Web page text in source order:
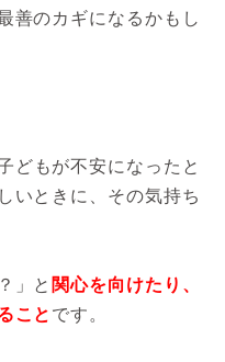
善のカギになるかもし
どもが不安になったと
いときに、その気持ち
」と 関心を向けたり、
こと です。